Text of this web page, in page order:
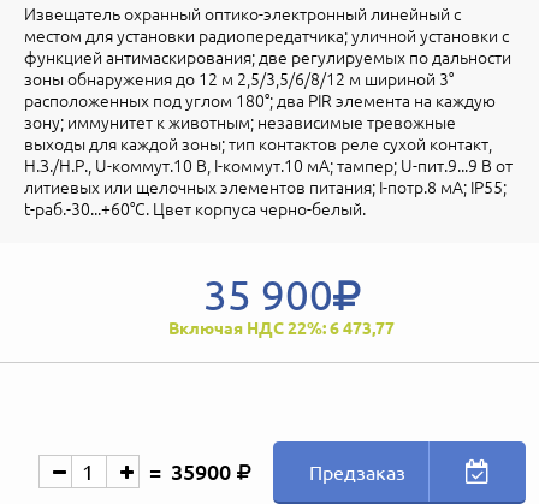
Извещатель охранный оптико-электронный линейный с
местом для установки радиопередатчика; уличной установки с
функцией антимаскирования; две регулируемых по дальности
зоны обнаружения до 12 м 2,5/3,5/6/8/12 м шириной 3°
расположенных под углом 180°; два PIR элемента на каждую
зону; иммунитет к животным; независимые тревожные
выходы для каждой зоны; тип контактов реле сухой контакт,
Н.З./Н.Р., U-коммут.10 В, I-коммут.10 мА; тампер; U-пит.9...9 В от
литиевых или щелочных элементов питания; I-потр.8 мА; IP55;
t-раб.-30...+60°С. Цвет корпуса черно-белый.
35 900
Включая НДС 22%: 6 473,77
35900 Предзаказ